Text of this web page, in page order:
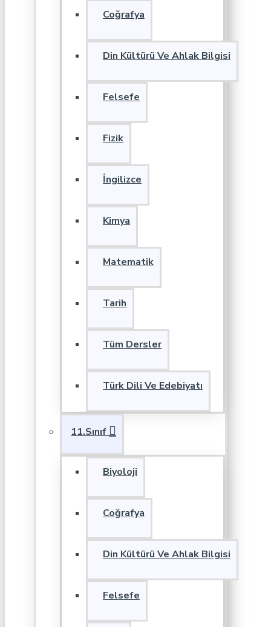
Coğrafya
Din Kültürü Ve Ahlak Bilgisi
Felsefe
Fizik
İngilizce
Kimya
Matematik
Tarih
Tüm Dersler
Türk Dili Ve Edebiyatı
11.Sınıf
Biyoloji
Coğrafya
Din Kültürü Ve Ahlak Bilgisi
Felsefe